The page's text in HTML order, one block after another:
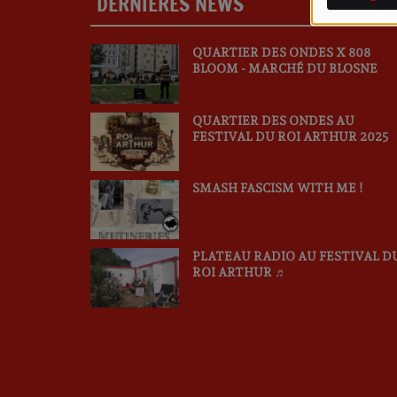
QUARTIER DES ONDES X 808
BLOOM - MARCHÉ DU BLOSNE
QUARTIER DES ONDES AU
FESTIVAL DU ROI ARTHUR 2025
SMASH FASCISM WITH ME !
PLATEAU RADIO AU FESTIVAL
ROI ARTHUR ♬